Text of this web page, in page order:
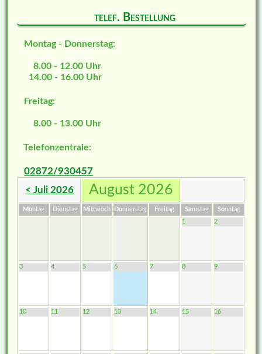
telef. Bestellung
Montag - Donnerstag:
8.00 - 12.00 Uhr
14.00 - 16.00 Uhr
Freitag:
8.00 - 13.00 Uhr
Telefonzentrale:
02872/930457
< Juli 2026 August 2026
Montag Dienstag Mittwoch Donnerstag Freitag Samstag Sonntag
1
2
3 4 5 6 7 8 9
10 11 12 13 14 15 16